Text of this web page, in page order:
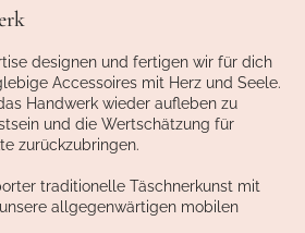
designen und fertigen wir für dich
Accessoires mit Herz und Seele.
Handwerk wieder aufleben zu
und die Wertschätzung für
zurückzubringen.
traditionelle Täschnerkunst mit
allgegenwärtigen mobilen